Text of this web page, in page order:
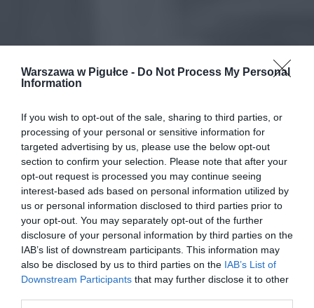
Warszawa w Pigułce - Do Not Process My Personal
Information
If you wish to opt-out of the sale, sharing to third parties, or
processing of your personal or sensitive information for
targeted advertising by us, please use the below opt-out
section to confirm your selection. Please note that after your
opt-out request is processed you may continue seeing
interest-based ads based on personal information utilized by
us or personal information disclosed to third parties prior to
your opt-out. You may separately opt-out of the further
disclosure of your personal information by third parties on the
IAB’s list of downstream participants. This information may
also be disclosed by us to third parties on the IAB’s List of
Downstream Participants that may further disclose it to other